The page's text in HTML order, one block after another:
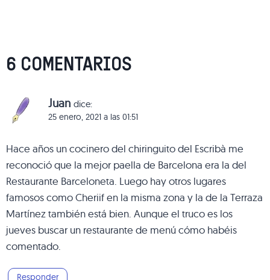
6 COMENTARIOS
Juan dice:
25 enero, 2021 a las 01:51
Hace años un cocinero del chiringuito del Escribà me
reconoció que la mejor paella de Barcelona era la del
Restaurante Barceloneta. Luego hay otros lugares
famosos como Cheriif en la misma zona y la de la Terraza
Martínez también está bien. Aunque el truco es los
jueves buscar un restaurante de menú cómo habéis
comentado.
Responder